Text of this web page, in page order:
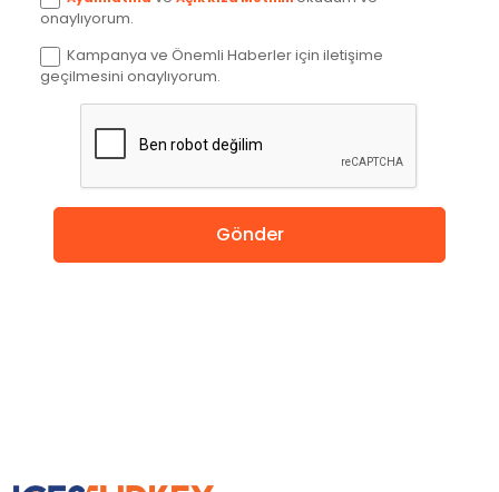
Kanada
İngiltere
Amerika
onaylıyorum.
Kampanya ve Önemli Haberler için iletişime
geçilmesini onaylıyorum.
Gönder